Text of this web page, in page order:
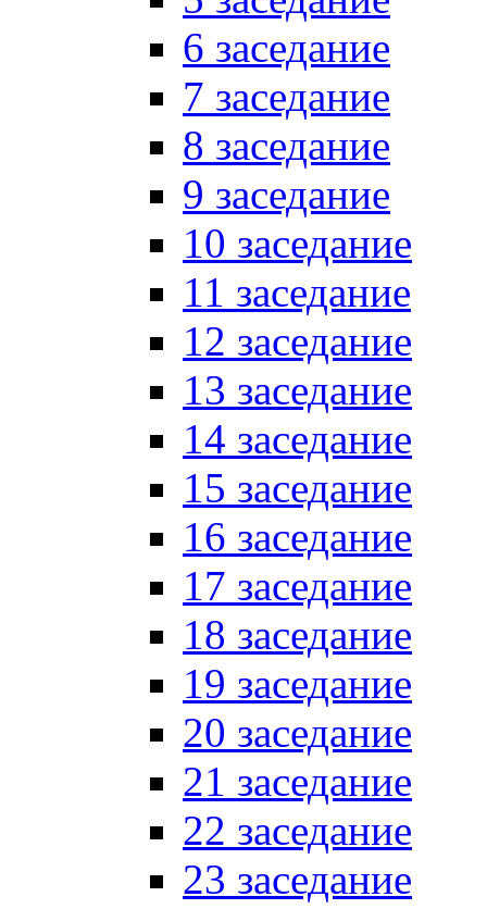
6 заседание
7 заседание
8 заседание
9 заседание
10 заседание
11 заседание
12 заседание
13 заседание
14 заседание
15 заседание
16 заседание
17 заседание
18 заседание
19 заседание
20 заседание
21 заседание
22 заседание
23 заседание